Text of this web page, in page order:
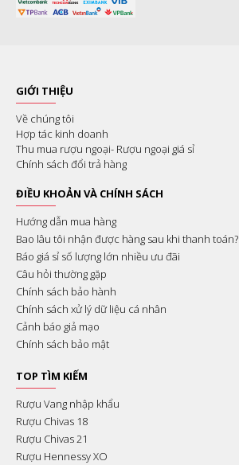
GIỚI THIỆU
Về chúng tôi
Hợp tác kinh doanh
Thu mua rượu ngoại- Rượu ngoại giá sỉ
Chính sách đổi trả hàng
ĐIỀU KHOẢN VÀ CHÍNH SÁCH
Hướng dẫn mua hàng
Bao lâu tôi nhận được hàng sau khi thanh toán?
Báo giá sỉ số lượng lớn nhiều ưu đãi
Câu hỏi thường gặp
Chính sách bảo hành
Chính sách xử lý dữ liệu cá nhân
Cảnh báo giả mạo
Chính sách bảo mật
TOP TÌM KIẾM
Rượu Vang nhập khẩu
Rượu Chivas 18
Rượu Chivas 21
Rượu Hennessy XO